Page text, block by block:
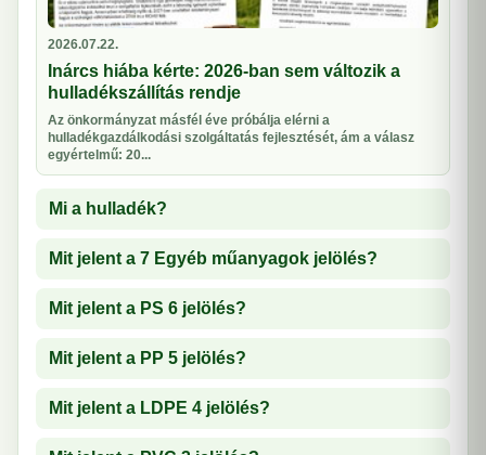
2026.07.22.
Inárcs hiába kérte: 2026-ban sem változik a
hulladékszállítás rendje
Az önkormányzat másfél éve próbálja elérni a
hulladékgazdálkodási szolgáltatás fejlesztését, ám a válasz
egyértelmű: 20...
Mi a hulladék?
Mit jelent a 7 Egyéb műanyagok jelölés?
Mit jelent a PS 6 jelölés?
Mit jelent a PP 5 jelölés?
Mit jelent a LDPE 4 jelölés?